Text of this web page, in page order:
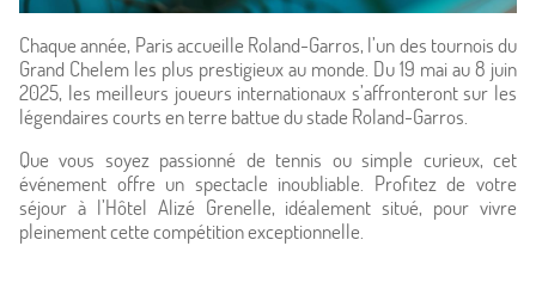
Accueil
Chaque année, Paris accueille Roland-Garros, l’un des tournois du
Grand Chelem les plus prestigieux au monde. Du 19 mai au 8 juin
2025, les meilleurs joueurs internationaux s’affronteront sur les
légendaires courts en terre battue du stade Roland-Garros.
Que vous soyez passionné de tennis ou simple curieux, cet
événement offre un spectacle inoubliable. Profitez de votre
séjour à l’Hôtel Alizé Grenelle, idéalement situé, pour vivre
pleinement cette compétition exceptionnelle.